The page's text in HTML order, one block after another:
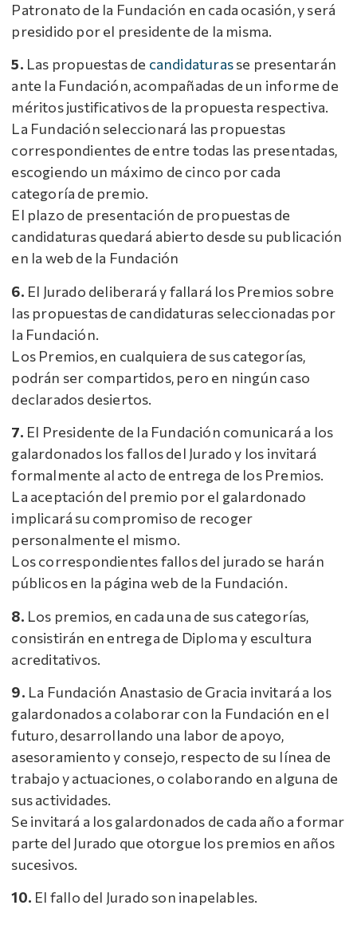
Patronato de la Fundación en cada ocasión, y será
presidido por el presidente de la misma.
5. Las propuestas de candidaturasse presentarán
ante la Fundación, acompañadas de un informe de
méritos justificativos de la propuesta respectiva.
La Fundación seleccionará las propuestas
correspondientes de entre todas las presentadas,
escogiendo un máximo de cinco por cada
categoría de premio.
El plazo de presentación de propuestas de
candidaturas quedará abierto desde su publicación
en la web de la Fundación
6. El Jurado deliberará y fallará los Premios sobre
las propuestas de candidaturas seleccionadas por
la Fundación.
Los Premios, en cualquiera de sus categorías,
podrán ser compartidos, pero en ningún caso
declarados desiertos.
7. El Presidente de la Fundación comunicará a los
galardonados los fallos del Jurado y los invitará
formalmente al acto de entrega de los Premios.
La aceptación del premio por el galardonado
implicará su compromiso de recoger
personalmente el mismo.
Los correspondientes fallos del jurado se harán
públicos en la página web de la Fundación.
8. Los premios, en cada una de sus categorías,
consistirán en entrega de Diploma y escultura
acreditativos.
9. La Fundación Anastasio de Gracia invitará a los
galardonados a colaborar con la Fundación en el
futuro, desarrollando una labor de apoyo,
asesoramiento y consejo, respecto de su línea de
trabajo y actuaciones, o colaborando en alguna de
sus actividades.
Se invitará a los galardonados de cada año a formar
parte del Jurado que otorgue los premios en años
sucesivos.
10. El fallo del Jurado son inapelables.